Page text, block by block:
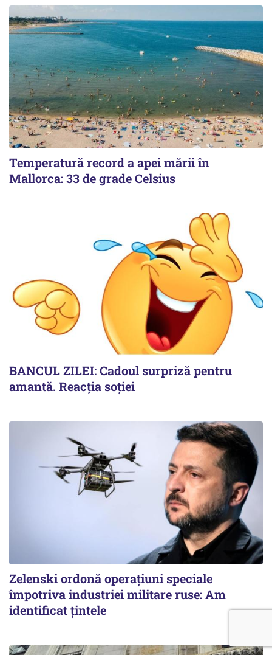
Temperatură record a apei mării în
Mallorca: 33 de grade Celsius
BANCUL ZILEI: Cadoul surpriză pentru
amantă. Reacția soției
Zelenski ordonă operațiuni speciale
împotriva industriei militare ruse: Am
identificat țintele